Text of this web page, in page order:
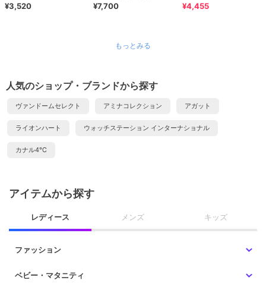
¥3,520 ¥7,700 ¥4,455
もっとみる
人気のショップ・ブランドから探す
ヴァンドームセレクト アミナコレクション アガット
ライオンハート ウォッチステーション インターナショナル
カナル4℃
アイテムから探す
レディース メンズ キッズ
ファッション
ベビー・マタニティ